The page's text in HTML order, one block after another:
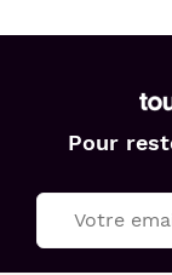
Pour